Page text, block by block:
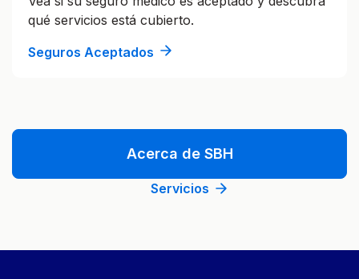
qué servicios está cubierto.
Seguros Aceptados
Acerca de SBH
Servicios